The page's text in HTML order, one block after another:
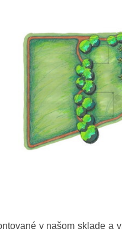
v našom sklade a